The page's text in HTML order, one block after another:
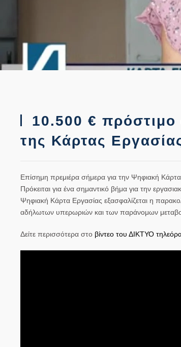
10.500 € πρόστιμο
της Κάρτας
Επίσημη πρεμιέρα σήμερα για την Ψηφιακή
Πρόκειται για ένα σημαντικό βήμα για την
Ψηφιακή Κάρτα Εργασίας εξασφαλίζεται η
αδήλωτων υπερωριών και των παράνομων
Δείτε περισσότερα στο βίντεο του ΔΙΚΤΥΟ